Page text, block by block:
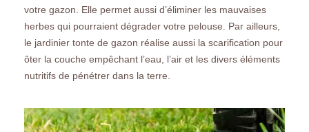
votre gazon. Elle permet aussi d’éliminer les mauvaises
herbes qui pourraient dégrader votre pelouse. Par ailleurs,
le jardinier tonte de gazon réalise aussi la scarification pour
ôter la couche empêchant l’eau, l’air et les divers éléments
nutritifs de pénétrer dans la terre.